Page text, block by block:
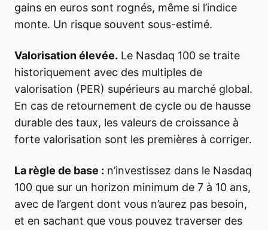
gains en euros sont rognés, même si l’indice
monte. Un risque souvent sous-estimé.
Valorisation élevée. Le Nasdaq 100 se traite
historiquement avec des multiples de
valorisation (PER) supérieurs au marché global.
En cas de retournement de cycle ou de hausse
durable des taux, les valeurs de croissance à
forte valorisation sont les premières à corriger.
La règle de base : n’investissez dans le Nasdaq
100 que sur un horizon minimum de 7 à 10 ans,
avec de l’argent dont vous n’aurez pas besoin,
et en sachant que vous pouvez traverser des